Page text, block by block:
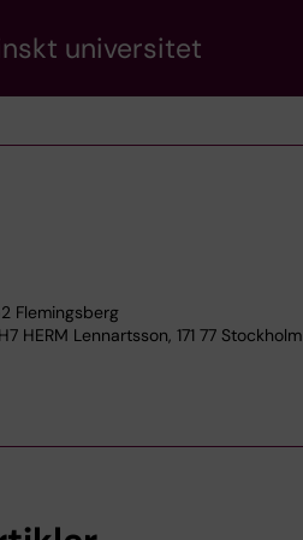
universitet
Flemingsberg
HERM Lennartsson, 171 77 Stockholm